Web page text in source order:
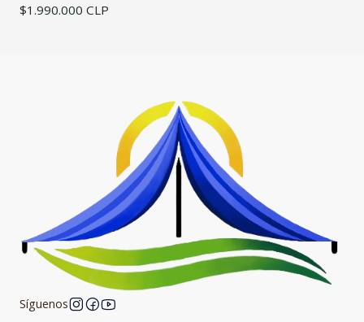
$1.990.000 CLP
Síguenos